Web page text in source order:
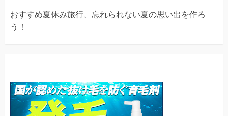
おすすめ夏休み旅行、忘れられない夏の思い出を作ろ
う！